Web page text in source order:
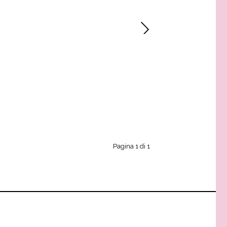
Pagina 1 di 1